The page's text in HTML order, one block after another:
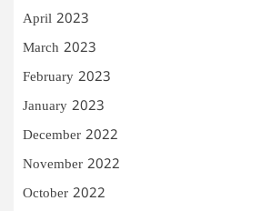
April 2023
March 2023
February 2023
January 2023
December 2022
November 2022
October 2022